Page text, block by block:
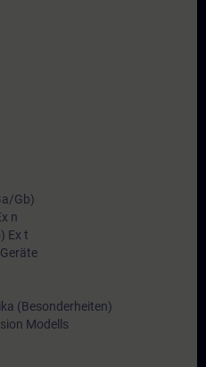
Gb)
n
Ex t
(Besonderheiten)
Modells